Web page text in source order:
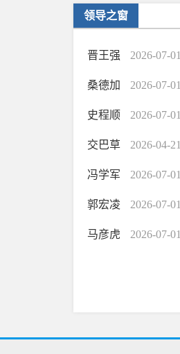
领导之窗
晋王强 2026-07-
桑德加 2026-07-
史程顺 2026-07-
交巴草 2026-04-
冯学军 2026-07-
郭宏凌 2026-07-
​马彦虎 2026-07-